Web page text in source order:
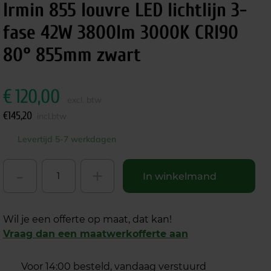
Irmin 855 louvre LED lichtlijn 3-
fase 42W 3800lm 3000K CRI90
80° 855mm zwart
€120,00
€145,20
Levertijd 5-7 werkdagen
In winkelmand
Wil je een offerte op maat, dat kan!
Vraag dan een maatwerkofferte aan
Voor 14:00 besteld, vandaag verstuurd